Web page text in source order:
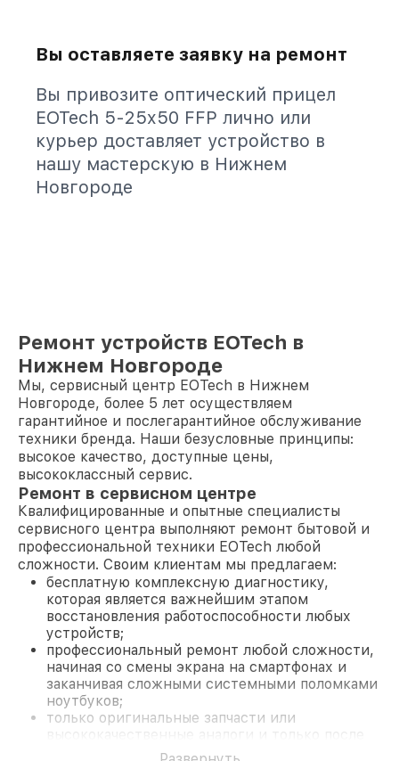
Вы оставляете заявку на ремонт
Вы привозите оптический прицел
EOTech 5-25x50 FFP лично или
курьер доставляет устройство в
нашу мастерскую в Нижнем
Новгороде
Ремонт устройств EOTech в
Нижнем Новгороде
Мы, сервисный центр EOTech в Нижнем
Новгороде, более 5 лет осуществляем
гарантийное и послегарантийное обслуживание
техники бренда. Наши безусловные принципы:
высокое качество, доступные цены,
высококлассный сервис.
Ремонт в сервисном центре
Квалифицированные и опытные специалисты
сервисного центра выполняют ремонт бытовой и
профессиональной техники EOTech любой
сложности. Своим клиентам мы предлагаем:
бесплатную комплексную диагностику,
которая является важнейшим этапом
восстановления работоспособности любых
устройств;
профессиональный ремонт любой сложности,
начиная со смены экрана на смартфонах и
заканчивая сложными системными поломками
ноутбуков;
только оригинальные запчасти или
согласования с клиентом.